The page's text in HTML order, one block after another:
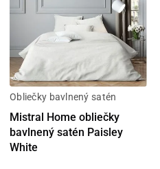
Obliečky bavlnený satén
Mistral Home obliečky
bavlnený satén Paisley
White